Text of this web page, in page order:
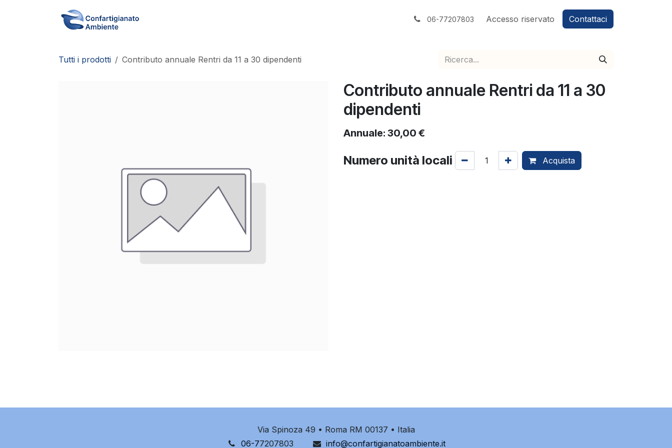
06-77207803 Accesso riservato Contattaci
Tutti i prodotti Contributo annuale Rentri da 11 a 30 dipendenti
Contributo annuale Rentri da 11 a 30
dipendenti
Annuale: 30,00 €
Numero unità locali Acquista
Via Spinoza 49 • Roma RM 00137 • Italia
06-77207803 info@confartigianatoambiente.it